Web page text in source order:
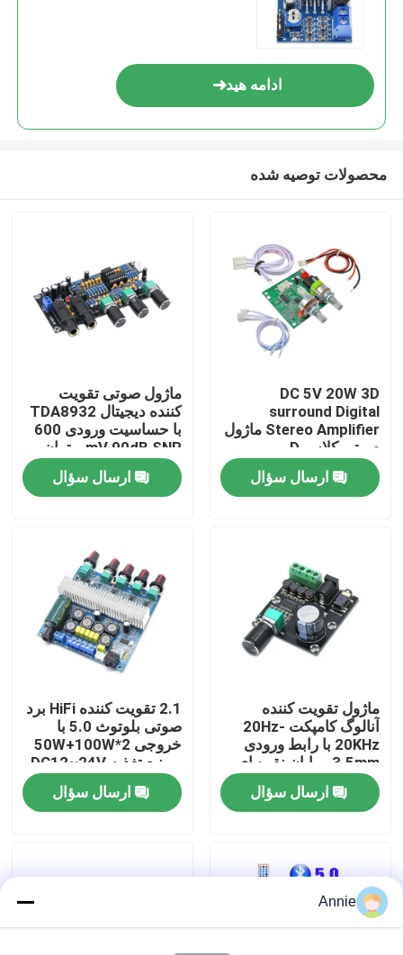
خونه
محصولات
بازدید از کارخانه
کنترل کیفیت
با ما تماس بگیرید
اخبار
وبلاگ
ادامه هید
محصولات توصیه شده
DC 5V 20W 3D
surround Digital
Stereo Amplifier ماژول
صوتی کلاس D
ارسال سؤال
ماژول صوتی تقویت
کننده دیجیتال TDA8932
با حساسیت ورودی 600
mV 90dB SNR و توان
خروجی 3W
ارسال سؤال
ماژول تقویت کننده
آنالوگ کامپکت 20Hz-
20KHz با رابط ورودی
3.5mm و پایان نقره ای
ارسال سؤال
2.1 تقویت کننده HiFi برد
صوتی بلوتوث 5.0 با
خروجی 2*50W+100W
و منبع تغذیه DC12~24V
ارسال سؤال
Annie